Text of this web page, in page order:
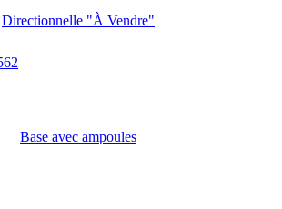
Directionnelle "À Vendre"
Base avec ampoules